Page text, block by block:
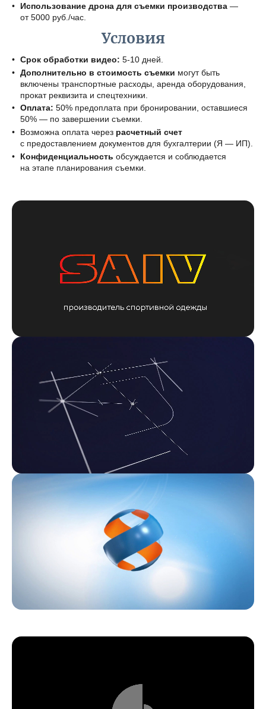
Использование дрона для съемки производства —
от 5000 руб./час.
Условия
Срок обработки видео: 5-10 дней.
Дополнительно в стоимость съемки могут быть
включены транспортные расходы, аренда оборудования,
прокат реквизита и спецтехники.
Оплата: 50% предоплата при бронировании, оставшиеся
50% — по завершении съемки.
Возможна оплата через расчетный счет
с предоставлением документов для бухгалтерии (Я — ИП).
Конфиденциальность обсуждается и соблюдается
на этапе планирования съемки.